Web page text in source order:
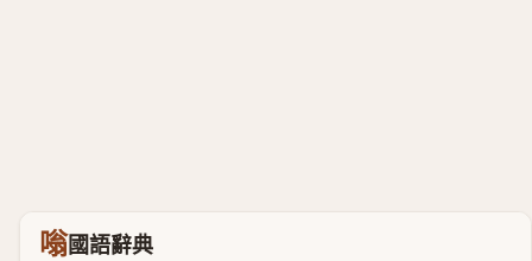
嗡國語辭典